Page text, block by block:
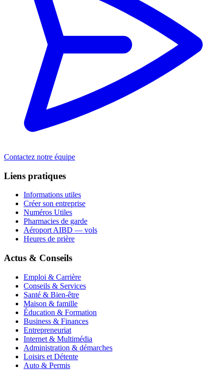
Contactez notre équipe
Liens pratiques
Informations utiles
Créer son entreprise
Numéros Utiles
Pharmacies de garde
Aéroport AIBD — vols
Heures de prière
Actus & Conseils
Emploi & Carrière
Conseils & Services
Santé & Bien-être
Maison & famille
Éducation & Formation
Business & Finances
Entrepreneuriat
Internet & Multimédia
Administration & démarches
Loisirs et Détente
Auto & Permis